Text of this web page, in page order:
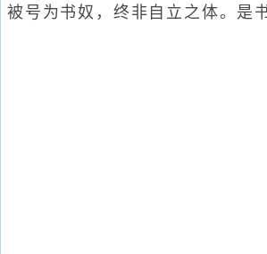
被号为书奴，终非自立之体。是